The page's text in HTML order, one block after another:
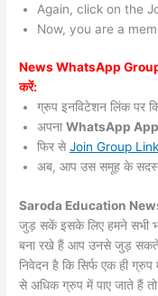
Again, click on the
Now, you are a
News WhatsApp Group
करें:
ग्रुप इनविटेशन लिंक पर
अपनाWhatsApp App
फिर सेJoin Group Link
अब, आप उस समूह के
Saroda Education
जुड़ सकें इसके लिए हमने सभी
बना रखे हैं आप उनसे जुड़
निवेदन है कि सिर्फ एक ही
से अधिक ग्रुप में पाए जाते हैं तो